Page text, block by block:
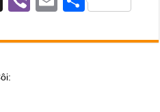
e
d
er ail ar